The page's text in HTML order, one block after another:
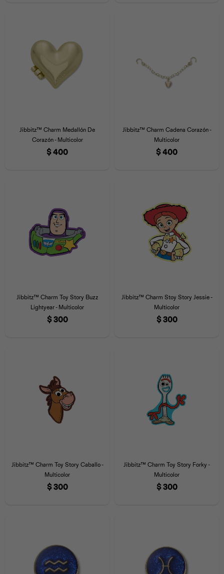
Jibbitz™ Charm Medallón De
Corazón - Multicolor
$400
Jibbitz™ Charm Cadena Corazón -
Multicolor
$400
Jibbitz™ Charm Toy Story Buzz
Lightyear - Multicolor
$300
Jibbitz™ Charm Stoy Story Jessie -
Multicolor
$300
Jibbitz™ Charm Toy Story Caballo -
Multicolor
$300
Jibbitz™ Charm Toy Story Forky -
Multicolor
$300